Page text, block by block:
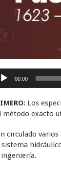
00:00
Los
método exacto
circulado
sistema
ingeniería.